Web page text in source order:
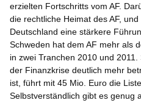
erzielten Fortschritts vom AF.
die rechtliche Heimat des AF,
Deutschland eine stärkere
Schweden hat dem AF mehr als
in zwei Tranchen 2010 und
der Finanzkrise deutlich mehr
ist, führt mit 45 Mio. Euro die
Selbstverständlich gibt es genug